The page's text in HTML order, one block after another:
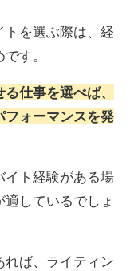
を選ぶ際は、経
す。
仕事を選べば、
フォーマンスを発
イト経験がある場
しているでしょ
れば、ライティン